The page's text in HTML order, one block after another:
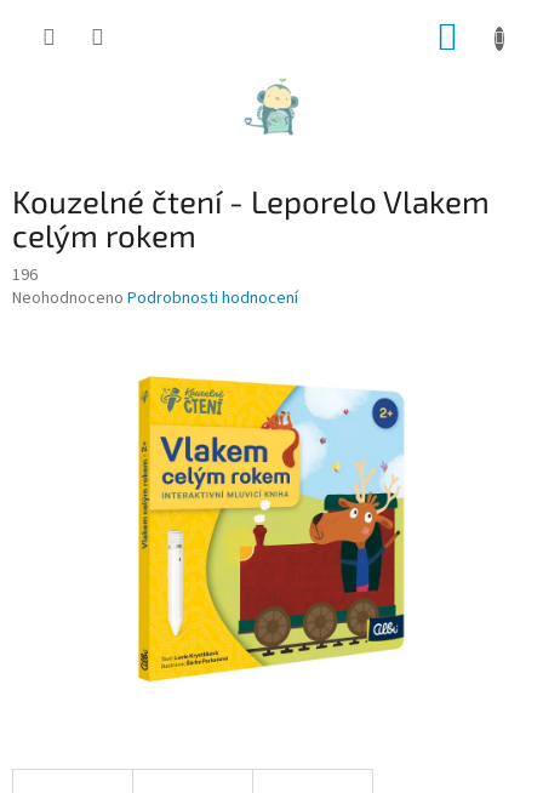
Kouzelné čtení - Leporelo Vlakem
celým rokem
196
Průměrné
Neohodnoceno Podrobnosti hodnocení